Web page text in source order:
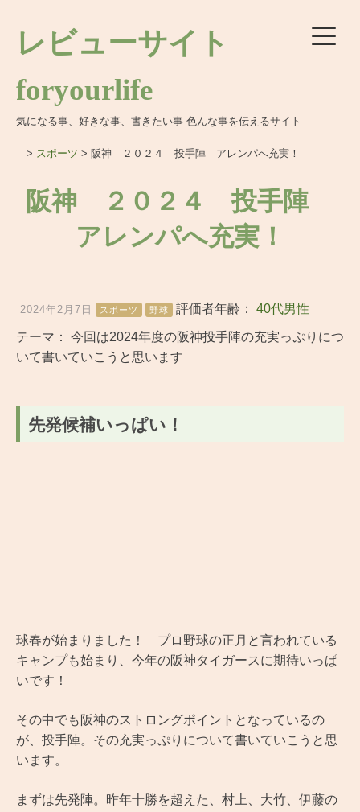
レビューサイト
foryourlife
気になる事、好きな事、書きたい事 色んな事を伝えるサイト
> スポーツ > 阪神 ２０２４ 投手陣 アレンパへ充実！
阪神 ２０２４ 投手陣
アレンパへ充実！
2024年2月7日 スポーツ 野球 評価者年齢： 40代男性
テーマ：
今回は2024年度の阪神投手陣の充実っぷりにつ
いて書いていこうと思います
先発候補いっぱい！
球春が始まりました！ プロ野球の正月と言われている
キャンプも始まり、今年の阪神タイガースに期待いっぱ
いです！
その中でも阪神のストロングポイントとなっているの
が、投手陣。その充実っぷりについて書いていこうと思
います。
まずは先発陣。昨年十勝を超えた、村上、大竹、伊藤の